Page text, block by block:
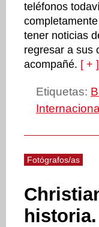
teléfonos
tener noticias
regresar a sus
acompañé. [ + ]
Etiquetas:
Internacional
Fotógrafos/as
historia.